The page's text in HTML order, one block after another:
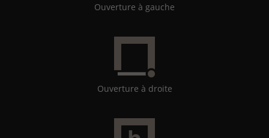
Ouverture à gauche
Ouverture à droite